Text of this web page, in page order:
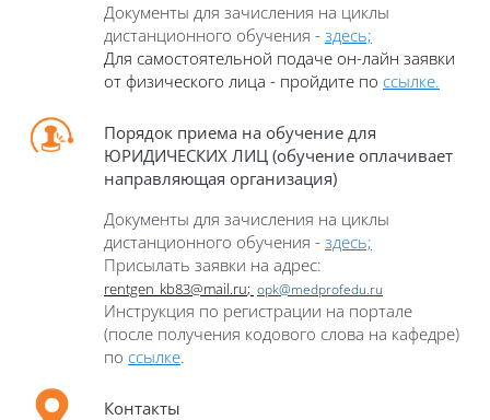
Документы для зачисления на циклы
дистанционного обучения - здесь;
Для самостоятельной подаче он-лайн заявки
от физического лица - пройдите по ссылке.
Порядок приема на обучение для
ЮРИДИЧЕСКИХ ЛИЦ (обучение оплачивает
направляющая организация)
Документы для зачисления на циклы
дистанционного обучения - здесь;
Присылать заявки на адрес:
rentgen_kb83@mail.ru; opk@medprofedu.ru
Инструкция по регистрации на портале
(после получения кодового слова на кафедре)
по ссылке.
Контакты